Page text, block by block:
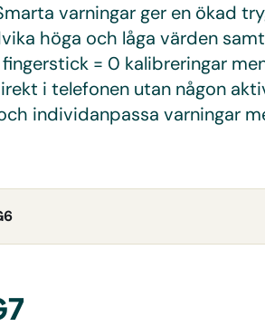
varningar ger en ökad
höga och låga värden
= 0 kalibreringar
i telefonen utan någon
individanpassa varningar